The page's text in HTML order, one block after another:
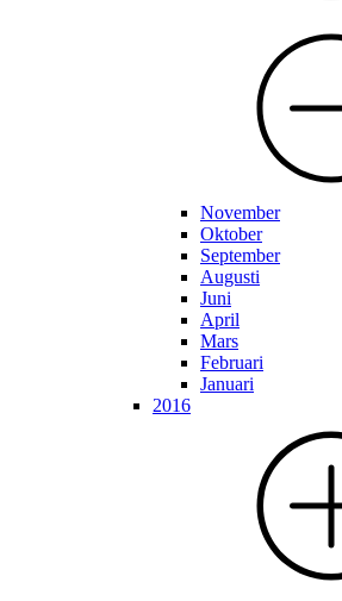
November
Oktober
September
Augusti
Juni
April
Mars
Februari
Januari
2016